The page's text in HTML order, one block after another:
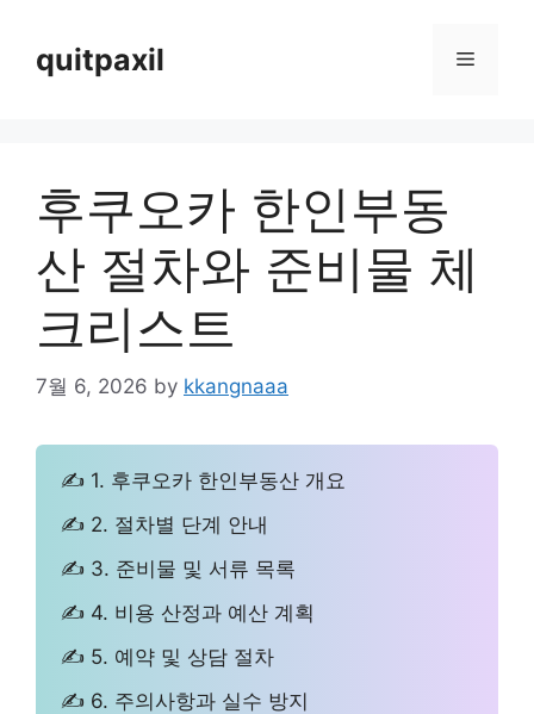
contentquitpaxil Menu
후쿠오카 한인부동
산 절차와 준비물 체
크리스트
7월 6, 2026 by kkangnaaa
✍ 1. 후쿠오카 한인부동산 개요
✍ 2. 절차별 단계 안내
✍ 3. 준비물 및 서류 목록
✍ 4. 비용 산정과 예산 계획
✍ 5. 예약 및 상담 절차
✍ 6. 주의사항과 실수 방지